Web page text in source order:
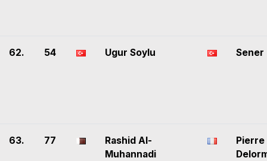
62. 54 Ugur Soylu Sener
63. 77
Rashid Al-
Muhannadi
Pierre